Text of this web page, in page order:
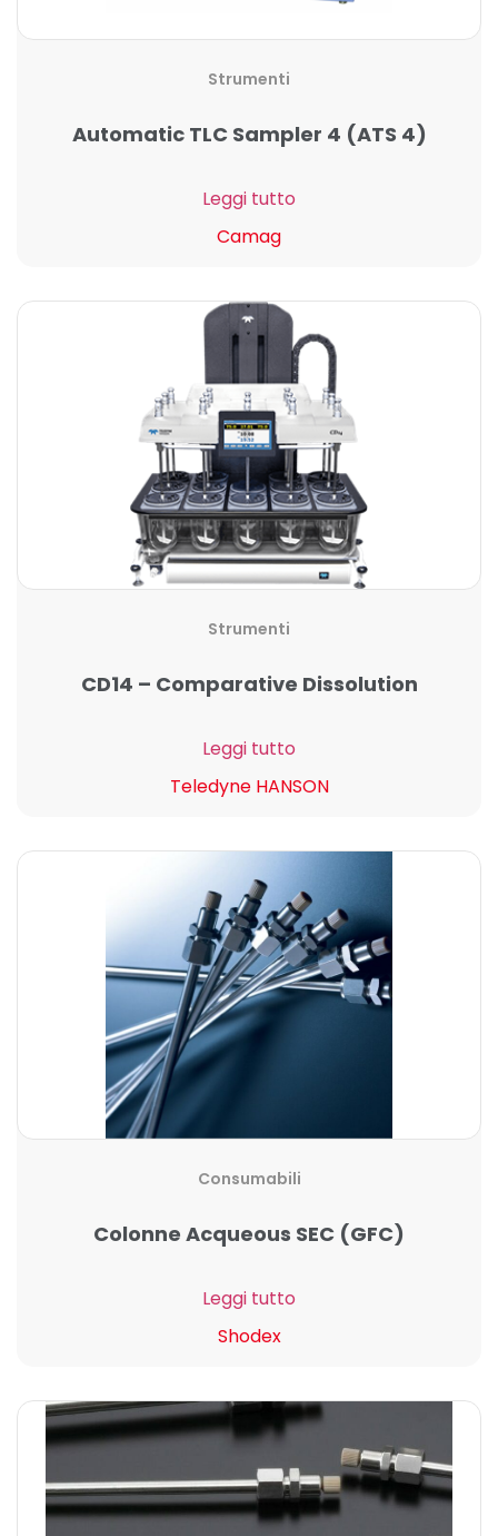
Strumenti
Automatic TLC Sampler 4 (ATS 4)
Leggi tutto
Camag
Strumenti
CD14 – Comparative Dissolution
Leggi tutto
Teledyne HANSON
Consumabili
Colonne Acqueous SEC (GFC)
Leggi tutto
Shodex